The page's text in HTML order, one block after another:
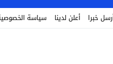
خبرا أعلن لدينا سياسة